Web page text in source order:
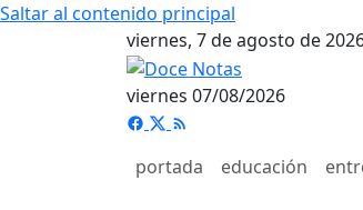
Saltar al contenido principal
viernes, 7 de agosto de
viernes 07/08/2026
portada educación